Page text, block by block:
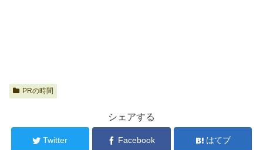
PRの時間
シェアする
Twitter Facebook はてブ